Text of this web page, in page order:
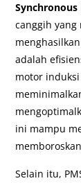
canggih
adalah
motor
ini mampu
Selain itu,